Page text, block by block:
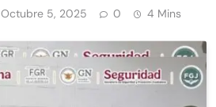
Octubre 5, 2025 0 4 Mins